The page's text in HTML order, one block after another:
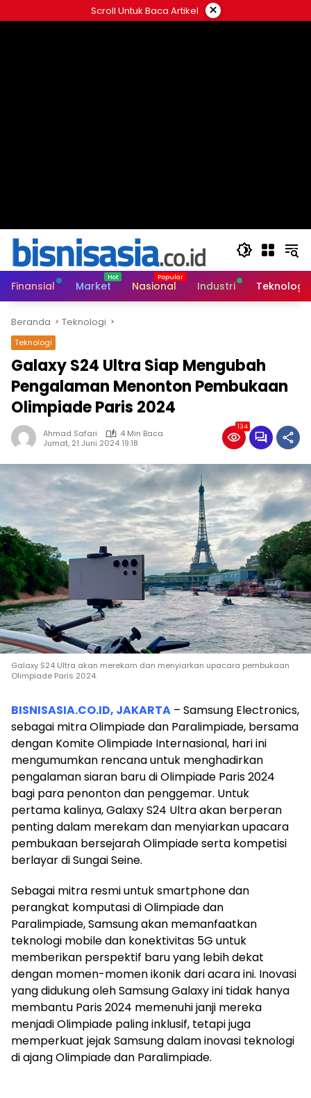
ke
Scroll Untuk Baca Artikel ×
Finansial Market Nasional Industri Teknologi
Beranda Teknologi
Teknologi
Galaxy S24 Ultra Siap Mengubah
Pengalaman Menonton Pembukaan
Olimpiade Paris 2024
Ahmad Safari
4 Min Baca
Jumat, 21 Juni 2024 19:18
134
Galaxy S24 Ultra akan merekam dan menyiarkan upacara pembukaan
Olimpiade Paris 2024.
BISNISASIA.CO.ID, JAKARTA – Samsung Electronics,
sebagai mitra Olimpiade dan Paralimpiade, bersama
dengan Komite Olimpiade Internasional, hari ini
mengumumkan rencana untuk menghadirkan
pengalaman siaran baru di Olimpiade Paris 2024
bagi para penonton dan penggemar. Untuk
pertama kalinya, Galaxy S24 Ultra akan berperan
penting dalam merekam dan menyiarkan upacara
pembukaan bersejarah Olimpiade serta kompetisi
berlayar di Sungai Seine.
Sebagai mitra resmi untuk smartphone dan
perangkat komputasi di Olimpiade dan
Paralimpiade, Samsung akan memanfaatkan
teknologi mobile dan konektivitas 5G untuk
memberikan perspektif baru yang lebih dekat
dengan momen-momen ikonik dari acara ini. Inovasi
yang didukung oleh Samsung Galaxy ini tidak hanya
membantu Paris 2024 memenuhi janji mereka
menjadi Olimpiade paling inklusif, tetapi juga
memperkuat jejak Samsung dalam inovasi teknologi
di ajang Olimpiade dan Paralimpiade.